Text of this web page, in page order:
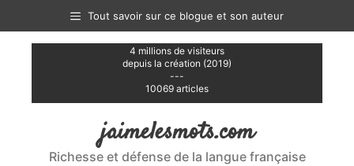
contenu
Tout savoir sur ce blogue et son auteur
4 millions de visiteurs
depuis la création (2019)
---
10069 articles
jaimelesmots.com
Richesse et défense de la langue française